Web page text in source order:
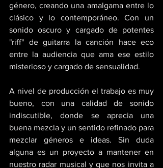
género, creando una amalgama entre lo
clásico y lo contemporáneo. Con un
sonido oscuro y cargado de potentes
"riff" de guitarra la canción hace eco
entre la audiencia que ama ese estilo
misterioso y cargado de sensualidad.
A nivel de producción el trabajo es muy
bueno, con una calidad de sonido
indiscutible, donde se aprecia una
buena mezcla y un sentido refinado para
mezclar géneros e ideas. Sin duda
alguna es un proyecto a mantener en
nuestro radar musical y que nos invita a